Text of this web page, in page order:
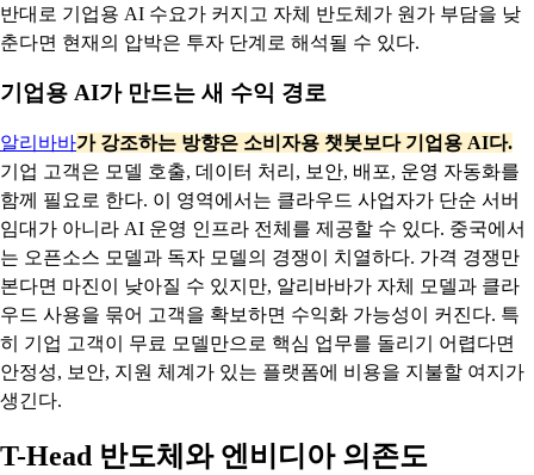
반대로 기업용 AI 수요가 커지고 자체 반도체가 원가 부담을 낮
춘다면 현재의 압박은 투자 단계로 해석될 수 있다.
기업용 AI가 만드는 새 수익 경로
알리바바가 강조하는 방향은 소비자용 챗봇보다 기업용 AI다.
기업 고객은 모델 호출, 데이터 처리, 보안, 배포, 운영 자동화를
함께 필요로 한다. 이 영역에서는 클라우드 사업자가 단순 서버
임대가 아니라 AI 운영 인프라 전체를 제공할 수 있다. 중국에서
는 오픈소스 모델과 독자 모델의 경쟁이 치열하다. 가격 경쟁만
본다면 마진이 낮아질 수 있지만, 알리바바가 자체 모델과 클라
우드 사용을 묶어 고객을 확보하면 수익화 가능성이 커진다. 특
히 기업 고객이 무료 모델만으로 핵심 업무를 돌리기 어렵다면
안정성, 보안, 지원 체계가 있는 플랫폼에 비용을 지불할 여지가
생긴다.
T-Head 반도체와 엔비디아 의존도